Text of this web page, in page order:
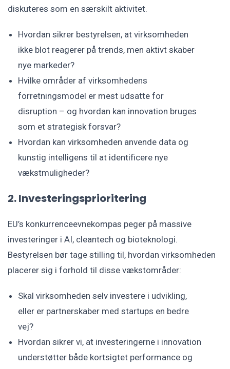
diskuteres som en særskilt aktivitet.
Hvordan sikrer bestyrelsen, at virksomheden
ikke blot reagerer på trends, men aktivt skaber
nye markeder?
Hvilke områder af virksomhedens
forretningsmodel er mest udsatte for
disruption – og hvordan kan innovation bruges
som et strategisk forsvar?
Hvordan kan virksomheden anvende data og
kunstig intelligens til at identificere nye
vækstmuligheder?
2. Investeringsprioritering
EU’s konkurrenceevnekompas peger på massive
investeringer i AI, cleantech og bioteknologi.
Bestyrelsen bør tage stilling til, hvordan virksomheden
placerer sig i forhold til disse vækstområder:
Skal virksomheden selv investere i udvikling,
eller er partnerskaber med startups en bedre
vej?
Hvordan sikrer vi, at investeringerne i innovation
understøtter både kortsigtet performance og